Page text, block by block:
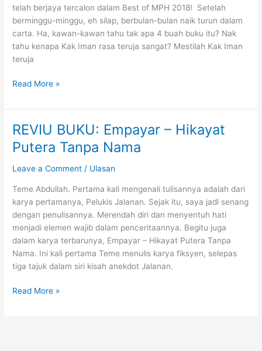
telah berjaya tercalon dalam Best of MPH 2018! Setelah
berminggu-minggu, eh silap, berbulan-bulan naik turun dalam
carta. Ha, kawan-kawan tahu tak apa 4 buah buku itu? Nak
tahu kenapa Kak Iman rasa teruja sangat? Mestilah Kak Iman
teruja
4
IMAN
TERCALON
DI
MPH
OF
2018!
Read More »
REVIU BUKU: Empayar – Hikayat
Putera Tanpa Nama
Leave a Comment / Ulasan
Teme Abdullah. Pertama kali mengenali tulisannya adalah dari
karya pertamanya, Pelukis Jalanan. Sejak itu, saya jadi senang
dengan penulisannya. Merendah diri dan menyentuh hati
menjadi elemen wajib dalam penceritaannya. Begitu juga
dalam karya terbarunya, Empayar – Hikayat Putera Tanpa
Nama. Ini kali pertama Teme menulis karya fiksyen, selepas
tiga tajuk dalam siri kisah anekdot Jalanan.
REVIU
Read More »